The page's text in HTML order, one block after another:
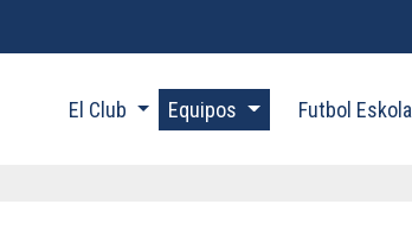
El Club Equipos Futbol Eskola